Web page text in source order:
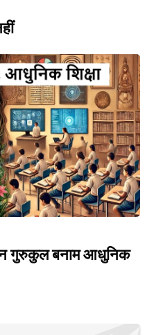
गुरुकुल बनाम आधुनिक